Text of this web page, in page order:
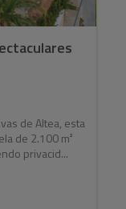
de Altea, esta
de 2.100 m²
privacid...